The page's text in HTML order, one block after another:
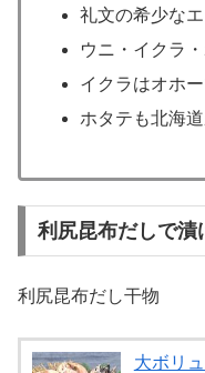
礼文の希少な
ウニ・イクラ
イクラはオホ
ホタテも北海
利尻昆布だしで漬
利尻昆布だし干物
大ボリ